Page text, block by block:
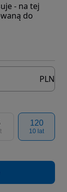
- na tej
do
PLN
120
10 lat